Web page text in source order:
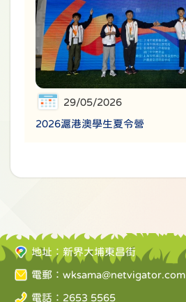
29/05/2026
2026滬港澳學生夏令營
地址：新界大埔東昌街
電郵： wksama@netvigator.com
電話：2653 5565